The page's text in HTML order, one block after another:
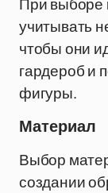
учитывать
чтобы они
гардероб и
фигуры.
Материал
Выбор
создании